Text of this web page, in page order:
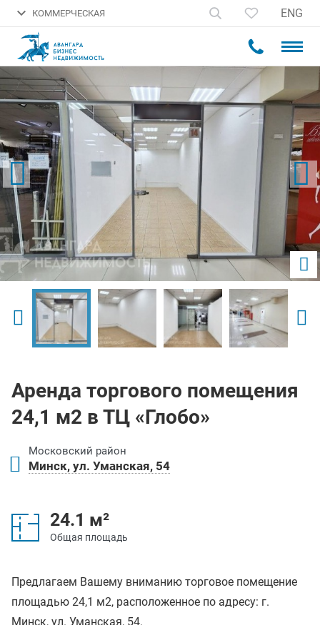
КОММЕРЧЕСКАЯ ENG
Аренда торгового помещения
24,1 м2 в ТЦ «Глобо»
Московский район
Минск, ул. Уманская, 54
24.1 м²
Общая площадь
Предлагаем Вашему вниманию торговое помещение
площадью 24,1 м2, расположенное по адресу: г.
Минск, ул. Уманская, 54.